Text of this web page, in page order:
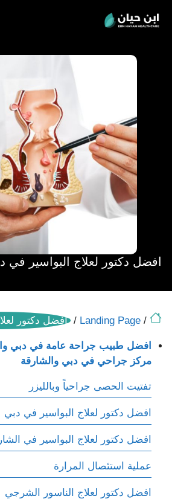
افضل دكتور لعلاج البواسير في
/
Landing Page
/ افضل دكتور
افضل طبيب جراحة عامة في دبي
مركز جراحي في دبي والشارقة
تفتيت الحصى جراحياً وبالليزر
افضل دكتور لعلاج البواسير في دبي
افضل دكتور لعلاج البواسير في
عملية استئصال المرارة
افضل دكتور لعلاج الناسور الشرجي